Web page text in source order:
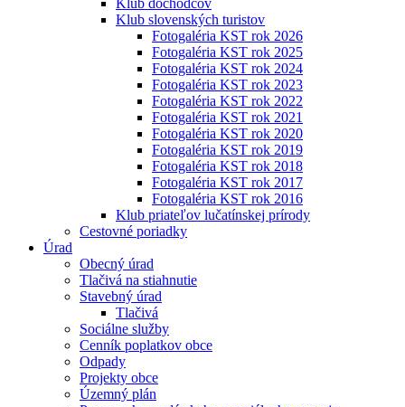
Klub dôchodcov
Klub slovenských turistov
Fotogaléria KST rok 2026
Fotogaléria KST rok 2025
Fotogaléria KST rok 2024
Fotogaléria KST rok 2023
Fotogaléria KST rok 2022
Fotogaléria KST rok 2021
Fotogaléria KST rok 2020
Fotogaléria KST rok 2019
Fotogaléria KST rok 2018
Fotogaléria KST rok 2017
Fotogaléria KST rok 2016
Klub priateľov lučatínskej prírody
Cestovné poriadky
Úrad
Obecný úrad
Tlačivá na stiahnutie
Stavebný úrad
Tlačivá
Sociálne služby
Cenník poplatkov obce
Odpady
Projekty obce
Územný plán